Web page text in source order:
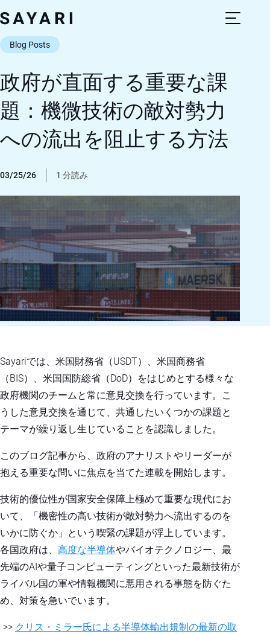
to
content
Blog Posts
政府が直面する重要な課
題：機微技術の敵対勢力
への流出を阻止する方法
03/25/26 1 分読み
Sayariでは、米国財務省（USDT）、米国商務省
（BIS）、米国国防総省（DoD）をはじめとする様々な
政府機関のチームと常に意見交換を行っています。こ
うした意見交換を通じて、共通したいくつかの課題と
テーマが繰り返し生じていることを認識しました。
このブログ記事から、政府のアナリストやリーダーが
抱える重要な問いに焦点を当てた連載を開始します。
技術的優位性が国家安全保障上極めて重要な現代にお
いて、「機密性の高い技術が敵対勢力へ流出するのを
いかに防ぐか 」という喫緊の課題が浮上しています。
各国政府は、 高度な半導体やバイオテクノロジー、最
先端のAIや量子コンピューティングといった最新技術が
ライバル国の軍や情報機関に悪用される事態を防ぐた
め、対策を急いでいます。
>> クリス・ミラー氏による半導体輸出規制の最新の取